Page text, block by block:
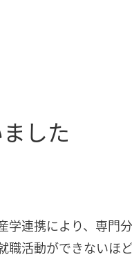
した
学連携により、専門
活動ができないほど